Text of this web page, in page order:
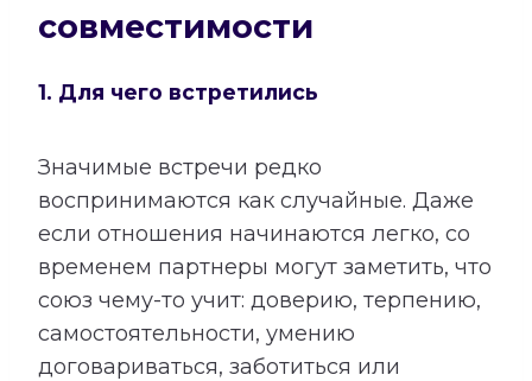
совместимости
1. Для чего встретились
Значимые встречи редко
воспринимаются как случайные. Даже
если отношения начинаются легко, со
временем партнеры могут заметить, что
союз чему-то учит: доверию, терпению,
самостоятельности, умению
договариваться, заботиться или